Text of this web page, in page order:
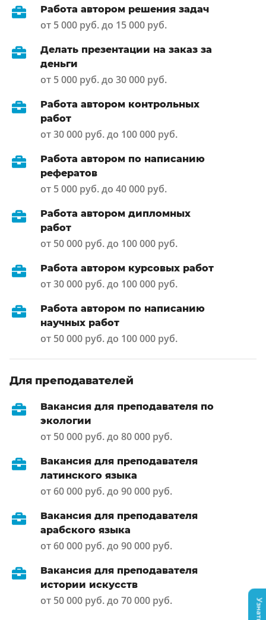
Работа автором решения задач
от 5 000 руб. до 15 000 руб.
Делать презентации на заказ за
деньги
от 5 000 руб. до 30 000 руб.
Работа автором контрольных
работ
от 30 000 руб. до 100 000 руб.
Работа автором по написанию
рефератов
от 5 000 руб. до 40 000 руб.
Работа автором дипломных
работ
от 50 000 руб. до 100 000 руб.
Работа автором курсовых работ
от 30 000 руб. до 100 000 руб.
Работа автором по написанию
научных работ
от 50 000 руб. до 100 000 руб.
Для преподавателей
Вакансия для преподавателя по
экологии
от 50 000 руб. до 80 000 руб.
Вакансия для преподавателя
латинского языка
от 60 000 руб. до 90 000 руб.
Вакансия для преподавателя
арабского языка
от 60 000 руб. до 90 000 руб.
Вакансия для преподавателя
истории искусств
от 50 000 руб. до 70 000 руб.